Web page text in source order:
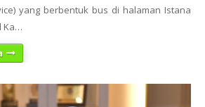
yang berbentuk bus di halaman Istana
Ka…